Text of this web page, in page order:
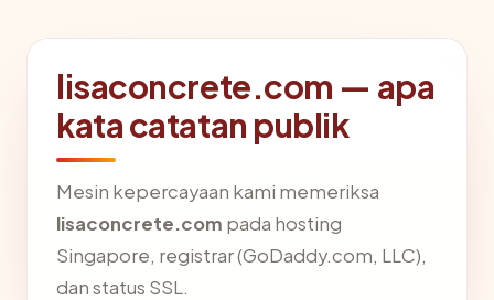
lisaconcrete.com — apa
kata catatan publik
Mesin kepercayaan kami memeriksa
lisaconcrete.com pada hosting
Singapore, registrar (GoDaddy.com, LLC),
dan status SSL.